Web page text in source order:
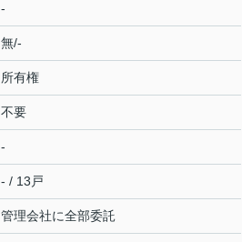
-
無/-
所有権
不要
-
- / 13戸
管理会社に全部委託